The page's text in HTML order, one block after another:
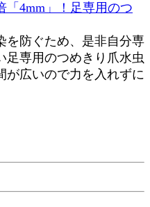
「4mm」！足専用のつ
を防ぐため、是非自分専
足専用のつめきり爪水虫
が広いので力を入れずに